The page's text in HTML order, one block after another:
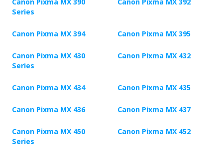
Canon Pixma MX 390
Series
Canon Pixma MX 392
Canon Pixma MX 394 Canon Pixma MX 395
Canon Pixma MX 430
Series
Canon Pixma MX 432
Canon Pixma MX 434 Canon Pixma MX 435
Canon Pixma MX 436 Canon Pixma MX 437
Canon Pixma MX 450
Series
Canon Pixma MX 452